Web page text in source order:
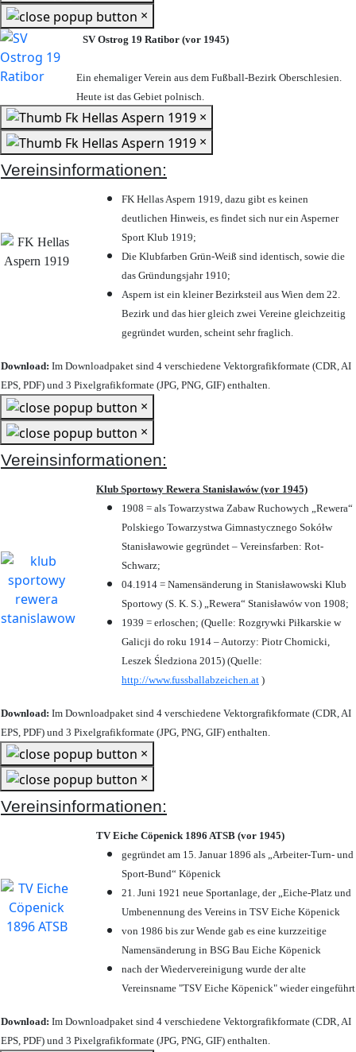
×
SV Ostrog 19 Ratibor (vor 1945)
Ein ehemaliger Verein aus dem Fußball-Bezirk Oberschlesien.
Heute ist das Gebiet polnisch.
×
×
Vereinsinformationen:
FK Hellas Aspern 1919, dazu gibt es keinen
deutlichen Hinweis, es findet sich nur ein Asperner
Sport Klub 1919;
Die Klubfarben Grün-Weiß sind identisch, sowie die
das Gründungsjahr 1910;
Aspern ist ein kleiner Bezirksteil aus Wien dem 22.
Bezirk und das hier gleich zwei Vereine gleichzeitig
gegründet wurden, scheint sehr fraglich.
Download: Im Downloadpaket sind 4 verschiedene Vektorgrafikformate (CDR, AI
EPS, PDF) und 3 Pixelgrafikformate (JPG, PNG, GIF) enthalten.
×
×
Vereinsinformationen:
Klub Sportowy Rewera Stanisławów (vor 1945)
1908 = als Towarzystwa Zabaw Ruchowych „Rewera“
Polskiego Towarzystwa Gimnastycznego Sokółw
Stanisławowie gegründet – Vereinsfarben: Rot-
Schwarz;
04.1914 = Namensänderung in Stanisławowski Klub
Sportowy (S. K. S.) „Rewera“ Stanisławów von 1908;
1939 = erloschen; (Quelle: Rozgrywki Piłkarskie w
Galicji do roku 1914 – Autorzy: Piotr Chomicki,
Leszek Śledziona 2015) (Quelle:
http://www.fussballabzeichen.at )
Download: Im Downloadpaket sind 4 verschiedene Vektorgrafikformate (CDR, AI
EPS, PDF) und 3 Pixelgrafikformate (JPG, PNG, GIF) enthalten.
×
×
Vereinsinformationen:
TV Eiche Cöpenick 1896 ATSB (vor 1945)
gegründet am 15. Januar 1896 als „Arbeiter-Turn- und
Sport-Bund“ Köpenick
21. Juni 1921 neue Sportanlage, der „Eiche-Platz und
Umbenennung des Vereins in TSV Eiche Köpenick
von 1986 bis zur Wende gab es eine kurzzeitige
Namensänderung in BSG Bau Eiche Köpenick
nach der Wiedervereinigung wurde der alte
Vereinsname "TSV Eiche Köpenick" wieder eingeführt
Download: Im Downloadpaket sind 4 verschiedene Vektorgrafikformate (CDR, AI
EPS, PDF) und 3 Pixelgrafikformate (JPG, PNG, GIF) enthalten.